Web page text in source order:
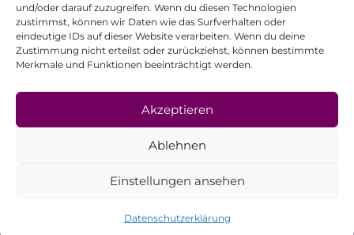
und/oder darauf zuzugreifen. Wenn du diesen Technologien
zustimmst, können wir Daten wie das Surfverhalten oder
eindeutige IDs auf dieser Website verarbeiten. Wenn du deine
Zustimmung nicht erteilst oder zurückziehst, können bestimmte
Merkmale und Funktionen beeinträchtigt werden.
Akzeptieren
Ablehnen
Einstellungen ansehen
Datenschutzerklärung
comm@ewb.lu
Spenden
Impressum
Allgemeine Geschäftsbedingungen